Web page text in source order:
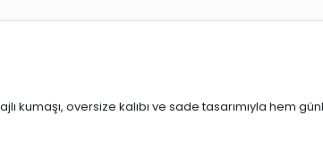
kumaşı, oversize kalıbı ve sade tasarımıyla hem